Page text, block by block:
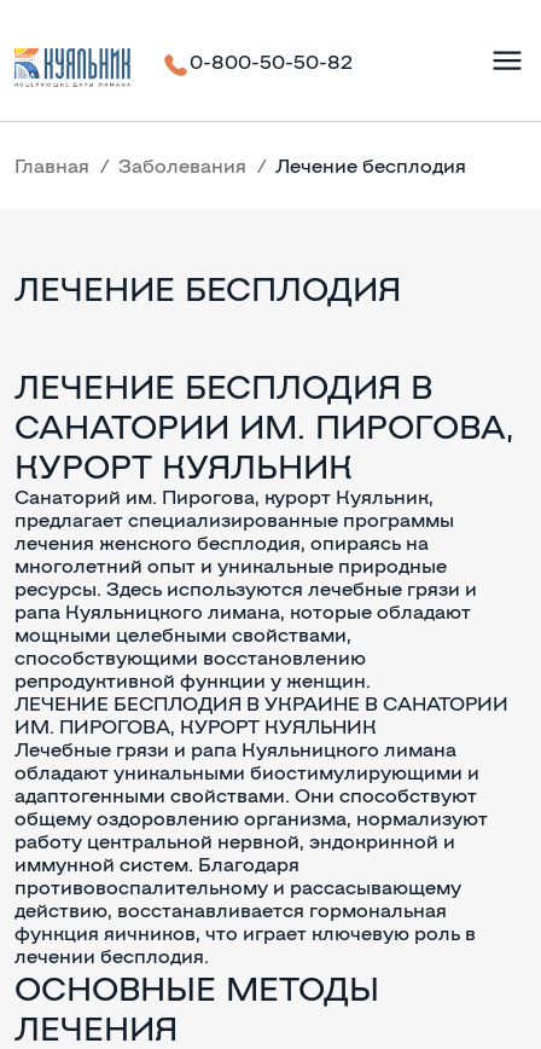
0-800-50-50-82
Главная Заболевания Лечение бесплодия
ЛЕЧЕНИЕ БЕСПЛОДИЯ
ЛЕЧЕНИЕ БЕСПЛОДИЯ В
САНАТОРИИ ИМ. ПИРОГОВА,
КУРОРТ КУЯЛЬНИК
Санаторий им. Пирогова, курорт Куяльник,
предлагает специализированные программы
лечения женского бесплодия, опираясь на
многолетний опыт и уникальные природные
ресурсы. Здесь используются лечебные грязи и
рапа Куяльницкого лимана, которые обладают
мощными целебными свойствами,
способствующими восстановлению
репродуктивной функции у женщин.
ЛЕЧЕНИЕ БЕСПЛОДИЯ В УКРАИНЕ В САНАТОРИИ
ИМ. ПИРОГОВА, КУРОРТ КУЯЛЬНИК
Лечебные грязи и рапа Куяльницкого лимана
обладают уникальными биостимулирующими и
адаптогенными свойствами. Они способствуют
общему оздоровлению организма, нормализуют
работу центральной нервной, эндокринной и
иммунной систем. Благодаря
противовоспалительному и рассасывающему
действию, восстанавливается гормональная
функция яичников, что играет ключевую роль в
лечении бесплодия.
ОСНОВНЫЕ МЕТОДЫ
ЛЕЧЕНИЯ